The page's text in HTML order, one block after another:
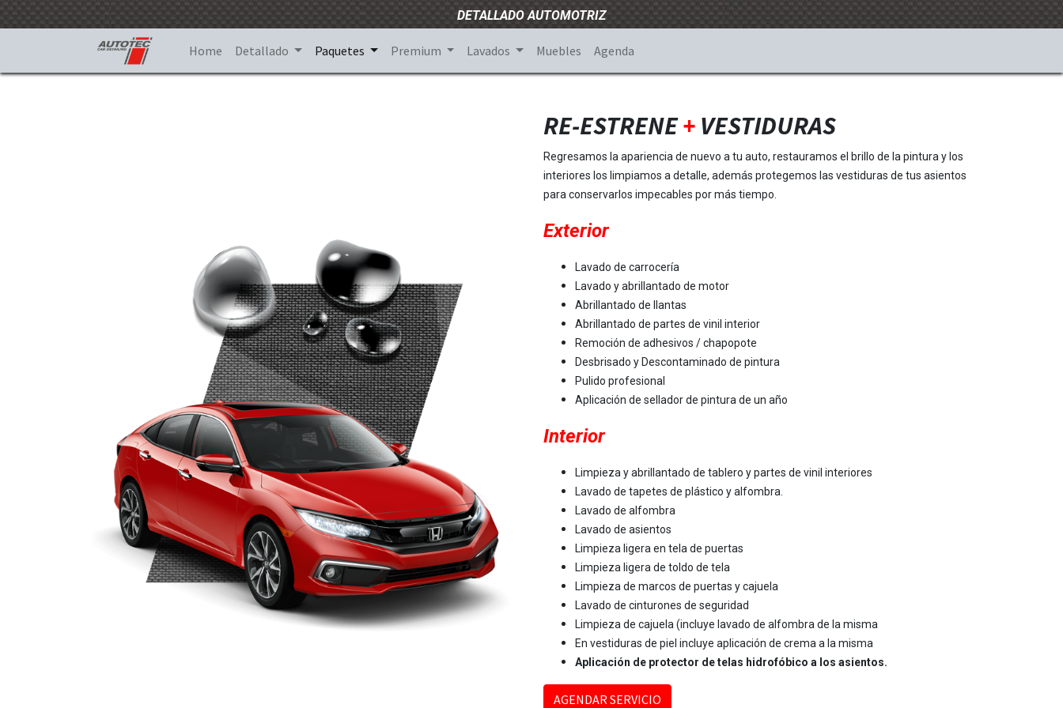
DETALLADO AUTOMOTRIZ
Home Detallado Paquetes Premium Lavados Muebles Agenda
RE-ESTRENE+ VESTIDURAS
Regresamos la apariencia de nuevo a tu auto, restauramos el brillo de la pintura y los
interiores los limpiamos a detalle, además protegemos las vestiduras de tus asientos
para conservarlos impecables por más tiempo.
Exterior
​Lavado de carrocería
Lavado y abrillantado de motor
Abrillantado de llantas
Abrillantado de partes de vinil interior
Remoción de adhesivos / chapopote
Desbrisado y Descontaminado de pintura
Pulido profesional
Aplicación de sellador de pintura de un año
Interior
​Limpieza y abrillantado de tablero y partes de vinil interiores
Lavado de tapetes de plástico y alfombra.
Lavado de alfombra
Lavado de asientos
Limpieza ligera en tela de puertas
Limpieza ligera de toldo de tela
Limpieza de marcos de puertas y cajuela
Lavado de cinturones de seguridad
Limpieza de cajuela (incluye lavado de alfombra de la misma
En vestiduras de piel incluye aplicación de crema a la misma
Aplicación de protector de telas hidrofóbico a los asientos.
AGENDAR SERVICIO